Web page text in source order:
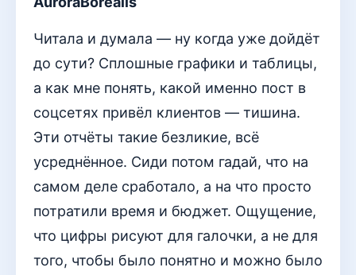
Читала и думала — ну когда уже дойдёт
до сути? Сплошные графики и таблицы,
а как мне понять, какой именно пост в
соцсетях привёл клиентов — тишина.
Эти отчёты такие безликие, всё
усреднённое. Сиди потом гадай, что на
самом деле сработало, а на что просто
потратили время и бюджет. Ощущение,
что цифры рисуют для галочки, а не для
того, чтобы было понятно и можно было